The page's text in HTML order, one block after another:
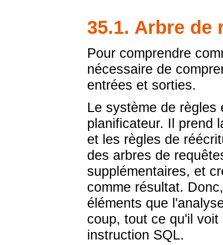
35.1. Arbre de
Pour comprendre
nécessaire de
entrées et sorties.
Le système de
planificateur. Il prend
et les règles de
des arbres de
supplémentaires, et
comme résultat.
éléments que
coup, tout ce qu'il
instruction SQL.